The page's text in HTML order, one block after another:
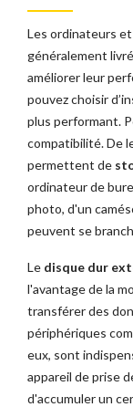
Les ordinateurs
généralement
améliorer leur
pouvez choisir
plus performant.
compatibilité. De
permettent de
ordinateur de
photo, d'un
peuvent se
Le disque dur
l'avantage de la
transférer des
périphériques
eux, sont
appareil de prise
d'accumuler un